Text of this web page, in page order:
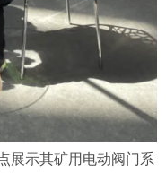
展示其矿用电动阀门系